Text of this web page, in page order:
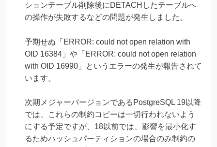
ションテーブル削除後にDETACHしたテーブルへ
の操作が失敗するなどの問題が発生しました。
予期せぬ「ERROR: could not open relation with
OID 16384」や「ERROR: could not open relation
with OID 16990」というエラーの発生が報告されて
います。
次期メジャーバージョンであるPostgreSQL 19以降
では、これらの制約コピーは一切行われないよう
にする予定ですが、18以前では、影響を最小化す
るためハッシュパーティションの場合のみ制約の